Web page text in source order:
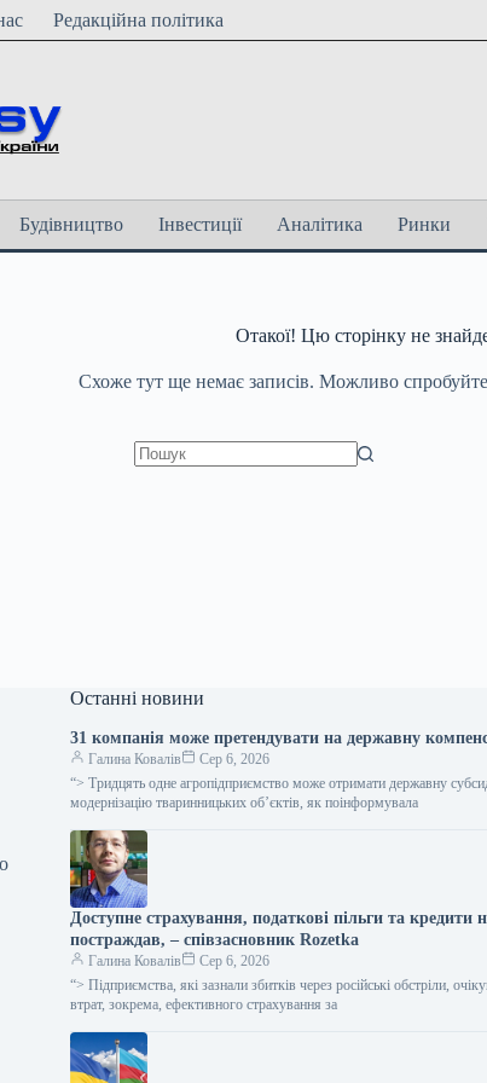
Редакційна політика
Будівництво Інвестиції Аналітика Ринки
Отакої! Цю сторінку не
Схоже тут ще немає записів. Можливо
Останні новини
31 компанія може претендувати на державну
Галина Ковалів
Сер 6, 2026
“> Тридцять одне агропідприємство може отримати державну
модернізацію тваринницьких об’єктів, як поінформувала
Доступне страхування, податкові пільги та кредити
постраждав, – співзасновник Rozetka
Галина Ковалів
Сер 6, 2026
“> Підприємства, які зазнали збитків через російські обстріли,
втрат, зокрема, ефективного страхування за